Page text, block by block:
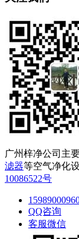
广州梓净公司主
滤器等空气净化
10086522号
QQ咨询
客服微信